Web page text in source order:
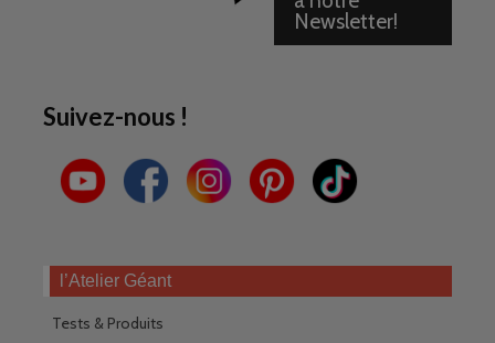
Newsletter!
Suivez-nous !
l’Atelier Géant
Tests & Produits